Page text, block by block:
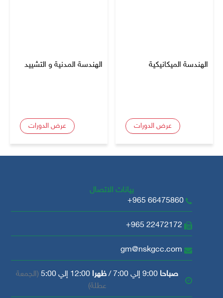
الهندسة الميكانيكية
عرض الدورات
الهندسة المدنية و التشييد
عرض الدورات
بيانات الاتصال
+965 66475860
+965 22472172
gm@nskgcc.com
صباحا ظهرا
(الجمعة
عطلة)